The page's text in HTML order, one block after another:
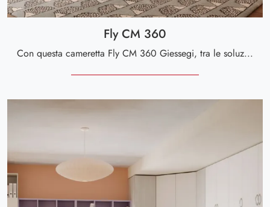
Fly CM 360
Con questa cameretta Fly CM 360 Giessegi, tra le soluzioni componibili, potrai allestire stanze moderne per ragazzi.